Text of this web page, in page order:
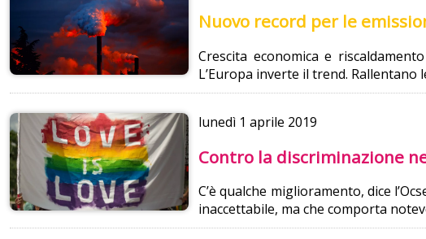
Nuovo record per le
Crescita economica e
L’Europa inverte il trend.
lunedì 1 aprile 2019
Contro la discriminazione
C’è qualche miglioramento, dice
inaccettabile, ma che comporta